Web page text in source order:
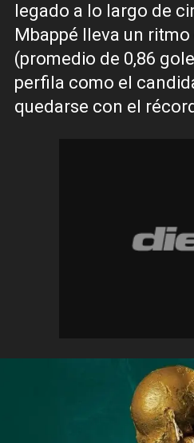
legado a lo largo de
Mbappé lleva un
(promedio de 0,86
perfila como el
quedarse con el